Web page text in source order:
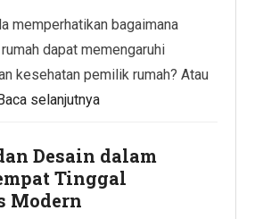
memperhatikan bagaimana
dapat memengaruhi
kesehatan pemilik rumah? Atau
selanjutnya
Desain dalam
Tinggal
Modern